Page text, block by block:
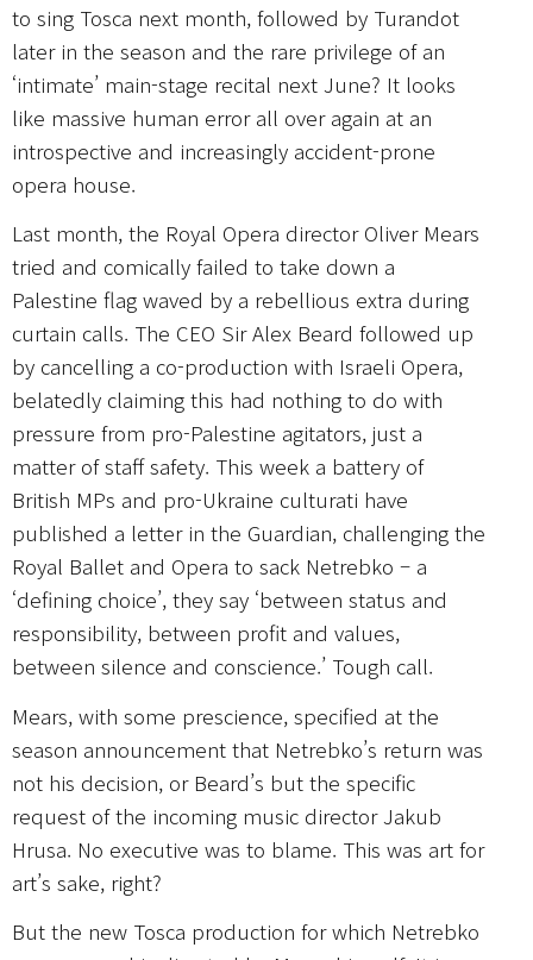
to sing Tosca next month, followed by Turandot
later in the season and the rare privilege of an
‘intimate’ main-stage recital next June? It looks
like massive human error all over again at an
introspective and increasingly accident-prone
opera house.
Last month, the Royal Opera director Oliver Mears
tried and comically failed to take down a
Palestine flag waved by a rebellious extra during
curtain calls. The CEO Sir Alex Beard followed up
by cancelling a co-production with Israeli Opera,
belatedly claiming this had nothing to do with
pressure from pro-Palestine agitators, just a
matter of staff safety. This week a battery of
British MPs and pro-Ukraine culturati have
published a letter in the Guardian, challenging the
Royal Ballet and Opera to sack Netrebko – a
‘defining choice’, they say ‘between status and
responsibility, between profit and values,
between silence and conscience.’ Tough call.
Mears, with some prescience, specified at the
season announcement that Netrebko’s return was
not his decision, or Beard’s but the specific
request of the incoming music director Jakub
Hrusa. No executive was to blame. This was art for
art’s sake, right?
But the new Tosca production for which Netrebko